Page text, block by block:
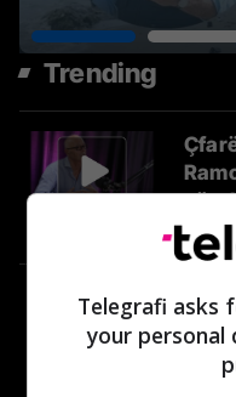
Trending
#39
Roli
’90
#40
Telegrafi asks
your